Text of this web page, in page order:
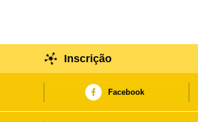
Inscrição
Facebook